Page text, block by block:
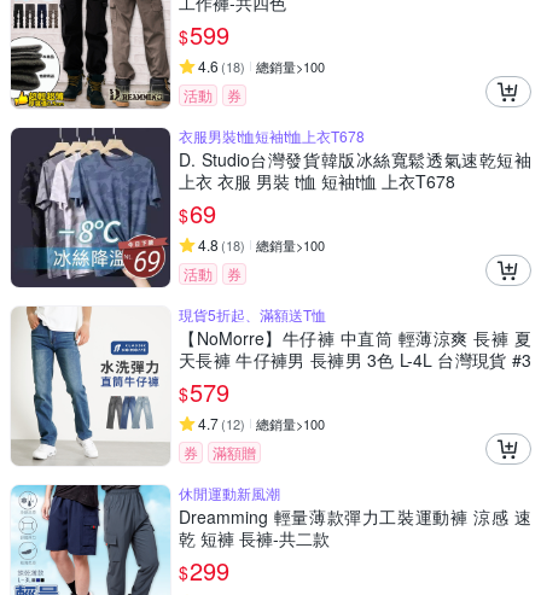
$599
4.6 (18) 總銷量>100
活動
券
衣服男裝t恤短袖t恤上衣T678
D. Studio台灣發貨韓版冰絲寬鬆透氣速乾短袖
上衣 衣服 男裝 t恤 短袖t恤 上衣T678
$69
4.8 (18) 總銷量>100
活動
券
現貨5折起、滿額送T恤
【NoMorre】牛仔褲 中直筒 輕薄涼爽 長褲 夏
天長褲 牛仔褲男 長褲男 3色 L-4L 台灣現貨 #3
818
$579
4.7(12) 總銷量>100
券
滿額贈
休閒運動新風潮
Dreamming 輕量薄款彈力工裝運動褲 涼感 速
乾 短褲 長褲-共二款
$299